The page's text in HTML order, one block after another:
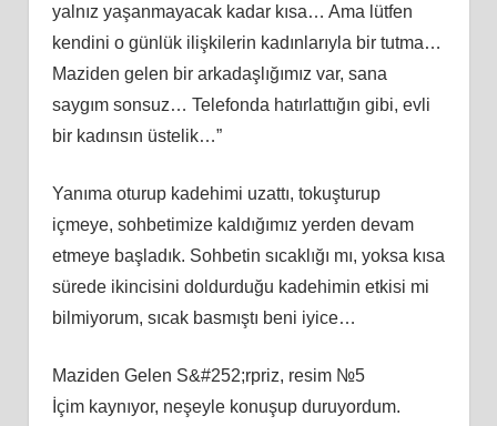
yalnız yaşanmayacak kadar kısa… Ama lütfen
kendini o günlük ilişkilerin kadınlarıyla bir tutma…
Maziden gelen bir arkadaşlığımız var, sana
saygım sonsuz… Telefonda hatırlattığın gibi, evli
bir kadınsın üstelik…”
Yanıma oturup kadehimi uzattı, tokuşturup
içmeye, sohbetimize kaldığımız yerden devam
etmeye başladık. Sohbetin sıcaklığı mı, yoksa kısa
sürede ikincisini doldurduğu kadehimin etkisi mi
bilmiyorum, sıcak basmıştı beni iyice…
Maziden Gelen S&#252;rpriz, resim №5
İçim kaynıyor, neşeyle konuşup duruyordum.